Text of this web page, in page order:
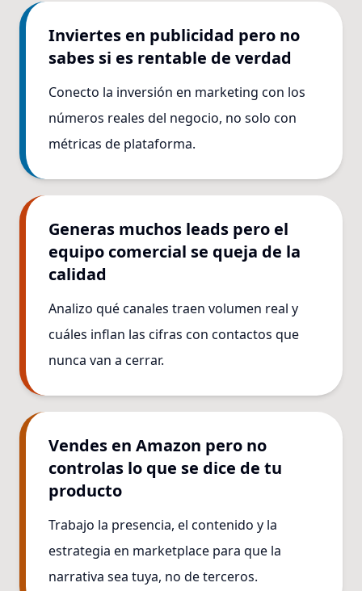
Inviertes en publicidad pero no
sabes si es rentable de verdad
Conecto la inversión en marketing con los
números reales del negocio, no solo con
métricas de plataforma.
Generas muchos leads pero el
equipo comercial se queja de la
calidad
Analizo qué canales traen volumen real y
cuáles inflan las cifras con contactos que
nunca van a cerrar.
Vendes en Amazon pero no
controlas lo que se dice de tu
producto
Trabajo la presencia, el contenido y la
estrategia en marketplace para que la
narrativa sea tuya, no de terceros.